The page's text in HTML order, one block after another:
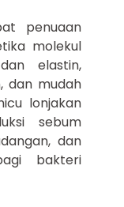
penuaan
molekul
elastin,
dan mudah
lonjakan
sebum
dan
bakteri